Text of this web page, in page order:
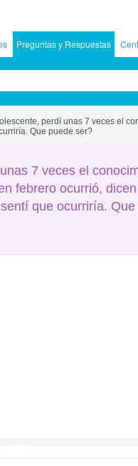
Preguntas y Respuestas
perdí unas 7 veces el
Que puede ser?
7 veces el
febrero ocurrió,
que ocurriría.